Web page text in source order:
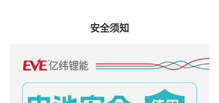
安全须知